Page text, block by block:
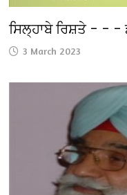
ਸਿਲ੍ਹਾਬੇ ਰਿਸ਼ਤੇ – –
3 March 2023